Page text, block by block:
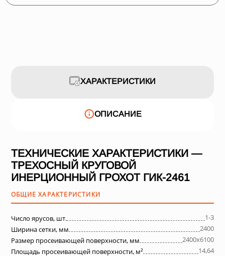
ХАРАКТЕРИСТИКИ
ОПИСАНИЕ
ТЕХНИЧЕСКИЕ ХАРАКТЕРИСТИКИ —
ТРЕХОСНЫЙ КРУГОВОЙ
ИНЕРЦИОННЫЙ ГРОХОТ ГИК-2461
ОБЩИЕ ХАРАКТЕРИСТИКИ
Число ярусов, шт.
1-3
Ширина сетки, мм
2400
Размер просеивающей поверхности, мм
2400х6100
Площадь просеивающей поверхности, м²
14,64